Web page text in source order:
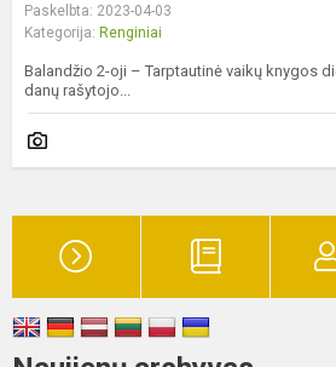
Paskelbta: 2023-04-03
Kategorija: Renginiai
Balandžio 2-oji – Tarptautinė vaikų knygos
danų rašytojo...